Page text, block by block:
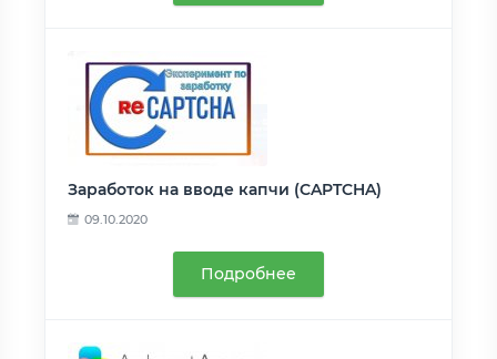
Заработок на вводе капчи (CAPTCHA)
09.10.2020
Подробнее